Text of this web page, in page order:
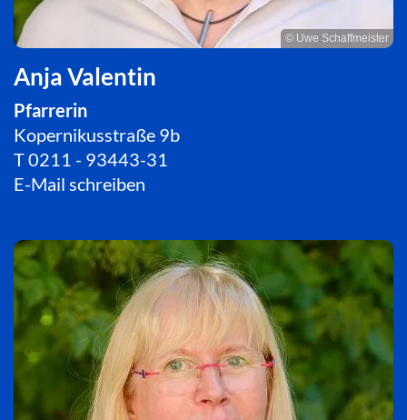
© Uwe Schaffmeister
Anja Valentin
Pfarrerin
Kopernikusstraße 9b
T0211 - 93443-31
E-Mail schreiben